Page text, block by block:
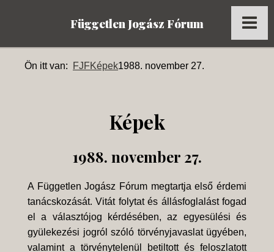
Független Jogász Fórum
Főoldal
Múltidéző
Tagok
Képek
Az FJF az MTI-ben
Ön itt van: FJFKépek1988. november 27.
Képek
1988. november 27.
A Független Jogász Fórum megtartja első érdemi
tanácskozását. Vitát folytat és állásfoglalást fogad
el a választójog kérdésében, az egyesülési és
gyülekezési jogról szóló törvényjavaslat ügyében,
valamint a törvénytelenül betiltott és feloszlatott